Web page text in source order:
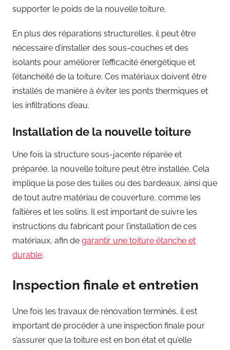
supporter le poids de la nouvelle toiture.
En plus des réparations structurelles, il peut être
nécessaire d’installer des sous-couches et des
isolants pour améliorer l’efficacité énergétique et
l’étanchéité de la toiture. Ces matériaux doivent être
installés de manière à éviter les ponts thermiques et
les infiltrations d’eau.
Installation de la nouvelle toiture
Une fois la structure sous-jacente réparée et
préparée, la nouvelle toiture peut être installée. Cela
implique la pose des tuiles ou des bardeaux, ainsi que
de tout autre matériau de couverture, comme les
faîtières et les solins. Il est important de suivre les
instructions du fabricant pour l’installation de ces
matériaux, afin de garantir une toiture étanche et
durable.
Inspection finale et entretien
Une fois les travaux de rénovation terminés, il est
important de procéder à une inspection finale pour
s’assurer que la toiture est en bon état et qu’elle